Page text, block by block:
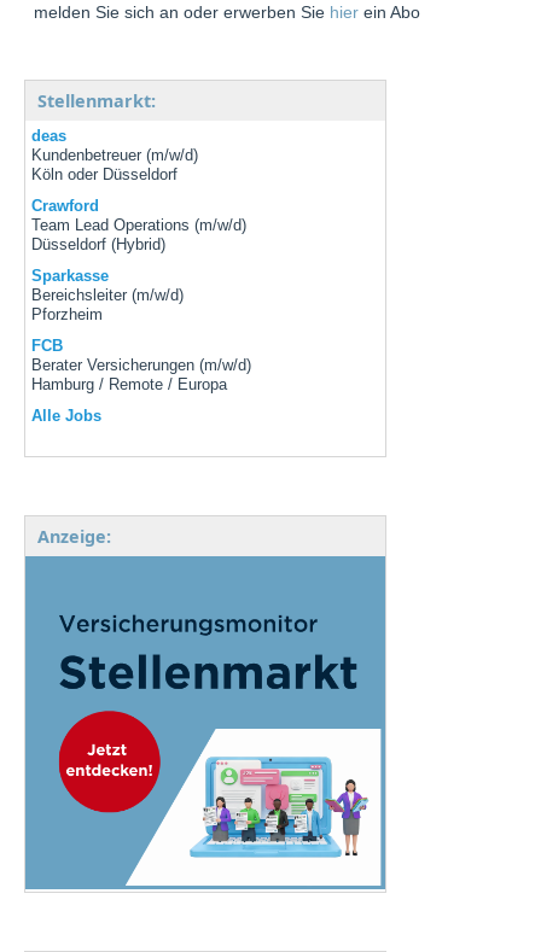
melden Sie sich an oder erwerben Sie hier ein Abo
Stellenmarkt:
deas
Kundenbetreuer (m/w/d)
Köln oder Düsseldorf
Crawford
Team Lead Operations (m/w/d)
Düsseldorf (Hybrid)
Sparkasse
Bereichsleiter (m/w/d)
Pforzheim
FCB
Berater Versicherungen (m/w/d)
Hamburg / Remote / Europa
Alle Jobs
Anzeige: